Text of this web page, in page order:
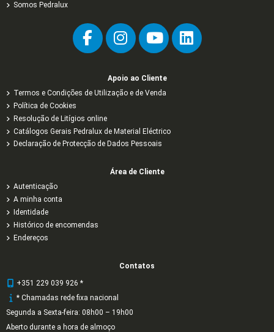
Somos Pedralux
Apoio ao Cliente
Termos e Condições de Utilização e de Venda
Política de Cookies
Resolução de Litígios online
Catálogos Gerais Pedralux de Material Eléctrico
Declaração de Protecção de Dados Pessoais
Área de Cliente
Autenticação
A minha conta
Identidade
Histórico de encomendas
Endereços
Contatos
+351 229 039 926 *
* Chamadas rede fixa nacional
Segunda a Sexta-feira: 08h00 – 19h00
Aberto durante a hora de almoço